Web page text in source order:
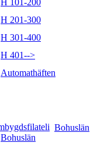
H 101-200
H 201-300
H 301-400
H 401-->
Automathäften
Bohuslän